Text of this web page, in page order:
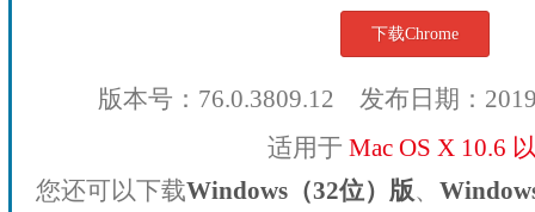
下载Chrome
版本号：76.0.3809.12 发布日期：
适用于 Mac OS X 10.6
您还可以下载Windows（32位）版、